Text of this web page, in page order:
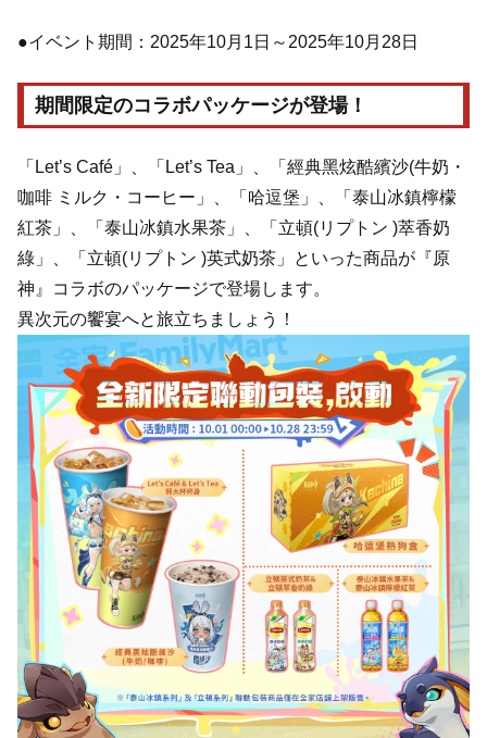
●イベント期間：2025年10月1日～2025年10月28日
期間限定のコラボパッケージが登場！
「Let’s Café」、「Let’s Tea」、「經典黑炫酷繽沙(牛奶・
咖啡 ミルク・コーヒー」、「哈逗堡」、「泰山冰鎮檸檬
紅茶」、「泰山冰鎮水果茶」、「立頓(リプトン )萃香奶
綠」、「立頓(リプトン )英式奶茶」といった商品が『原
神』コラボのパッケージで登場します。
異次元の饗宴へと旅立ちましょう！